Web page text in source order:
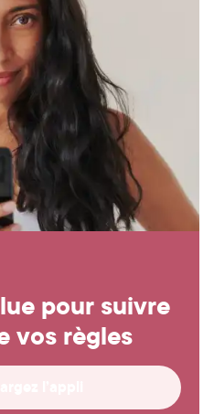
pour suivre
vos règles